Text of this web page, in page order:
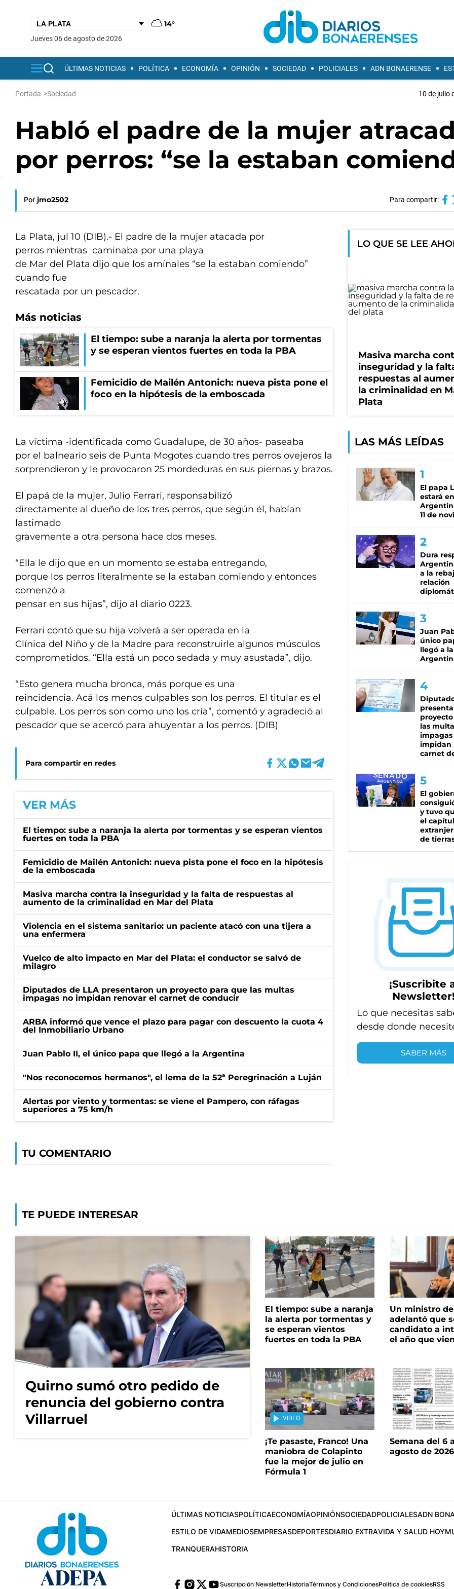
14°
jueves 06 de agosto de 2026
ÚLTIMAS NOTICIAS POLÍTICA ECONOMÍA OPINIÓN SOCIEDAD POLICIALES ADN BONAERENSE
Portada >Sociedad 10 de julio
Habló el padre de la mujer
por perros: “se la estaban
Por jmo2502 Para compartir:
La Plata, jul 10 (DIB).- El padre de la mujer atacada por
perros mientras caminaba por una playa
de Mar del Plata dijo que los amínales “se la estaban comiendo”
cuando fue
rescatada por un pescador.
Más noticias
El tiempo: sube a naranja la alerta por tormentas
y se esperan vientos fuertes en toda la PBA
Femicidio de Mailén Antonich: nueva pista pone el
foco en la hipótesis de la emboscada
La víctima -identificada como Guadalupe, de 30 años- paseaba
por el balneario seis de Punta Mogotes cuando tres perros ovejeros la
sorprendieron y le provocaron 25 mordeduras en sus piernas y brazos.
El papá de la mujer, Julio Ferrari, responsabilizó
directamente al dueño de los tres perros, que según él, habían
lastimado
gravemente a otra persona hace dos meses.
“Ella le dijo que en un momento se estaba entregando,
porque los perros literalmente se la estaban comiendo y entonces
comenzó a
pensar en sus hijas”, dijo al diario 0223.
Ferrari contó que su hija volverá a ser operada en la
Clínica del Niño y de la Madre para reconstruirle algunos músculos
comprometidos. “Ella está un poco sedada y muy asustada”, dijo.
“Esto genera mucha bronca, más porque es una
reincidencia. Acá los menos culpables son los perros. El titular es el
culpable. Los perros son como uno los cría”, comentó y agradeció al
pescador que se acercó para ahuyentar a los perros. (DIB)
Para compartir en redes
VER MÁS
El tiempo: sube a naranja la alerta por tormentas y se esperan vientos
fuertes en toda la PBA
Femicidio de Mailén Antonich: nueva pista pone el foco en la hipótesis
de la emboscada
Masiva marcha contra la inseguridad y la falta de respuestas al
aumento de la criminalidad en Mar del Plata
Violencia en el sistema sanitario: un paciente atacó con una tijera a
una enfermera
Vuelco de alto impacto en Mar del Plata: el conductor se salvó de
milagro
Diputados de LLA presentaron un proyecto para que las multas
impagas no impidan renovar el carnet de conducir
ARBA informó que vence el plazo para pagar con descuento la cuota 4
del Inmobiliario Urbano
Juan Pablo II, el único papa que llegó a la Argentina
"Nos reconocemos hermanos", el lema de la 52ª Peregrinación a Luján
Alertas por viento y tormentas: se viene el Pampero, con ráfagas
superiores a 75 km/h
TU COMENTARIO
LO QUE SE LEE
Masiva marcha
inseguridad y la
respuestas al
la criminalidad en
Plata
LAS MÁS LEÍDAS
El papa
estará
11 de
Dura
a la
relación
Juan
único
llegó a la
las
impagas
impidan
carnet
El
y tuvo
el
de
¡Suscribite
Newsletter!
Lo que necesitas
desde donde
SABER MÁS
TE PUEDE INTERESAR
Quirno sumó otro pedido de
renuncia del gobierno contra
Villarruel
El tiempo: sube a naranja
la alerta por tormentas y
se esperan vientos
fuertes en toda la PBA
Un ministro
adelantó que
candidato a
el año que
VIDEO
¡Te pasaste, Franco! Una
maniobra de Colapinto
fue la mejor de julio en
Fórmula 1
Semana del 6
agosto de 2026
ÚLTIMAS NOTICIASPOLÍTICAECONOMÍAOPINIÓNSOCIEDADPOLICIALESADN
ESTILO DE VIDAMEDIOSEMPRESASDEPORTESDIARIO EXTRAVIDA Y SALUD HOY
TRANQUERAHISTORIA
Suscripción NewsletterHistoriaTérminos y CondicionesPolítica de cookiesRSS